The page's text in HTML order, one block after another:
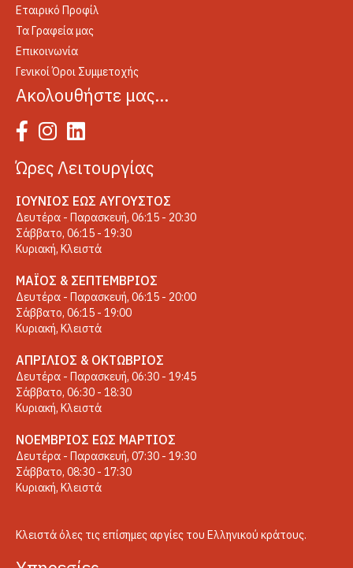
Εταιρικό Προφίλ
Τα Γραφεία μας
Επικοινωνία
Γενικοί Όροι Συμμετοχής
Ακολουθήστε μας…
Ώρες Λειτουργίας
ΙΟΎΝΙΟΣ ΈΩΣ ΑΎΓΟΥΣΤΟΣ
Δευτέρα - Παρασκευή, 06:15 - 20:30
Σάββατο, 06:15 - 19:30
Κυριακή, Κλειστά
ΜΆΙΟΣ & ΣΕΠΤΈΜΒΡΙΟΣ
Δευτέρα - Παρασκευή, 06:15 - 20:00
Σάββατο, 06:15 - 19:00
Κυριακή, Κλειστά
ΑΠΡΊΛΙΟΣ & ΟΚΤΏΒΡΙΟΣ
Δευτέρα - Παρασκευή, 06:30 - 19:45
Σάββατο, 06:30 - 18:30
Κυριακή, Κλειστά
ΝΟΈΜΒΡΙΟΣ ΈΩΣ ΜΆΡΤΙΟΣ
Δευτέρα - Παρασκευή, 07:30 - 19:30
Σάββατο, 08:30 - 17:30
Κυριακή, Κλειστά
Κλειστά όλες τις επίσημες αργίες του Ελληνικού κράτους.